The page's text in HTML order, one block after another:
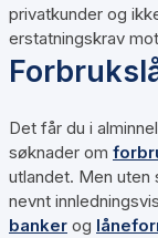
privatkunder og
erstatningskrav
Det får du i
søknader om
utlandet. Men uten
nevnt
banker og